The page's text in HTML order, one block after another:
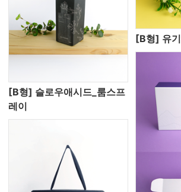
[B형] 슬로우애시드_룸스프
레이
[B형] 유